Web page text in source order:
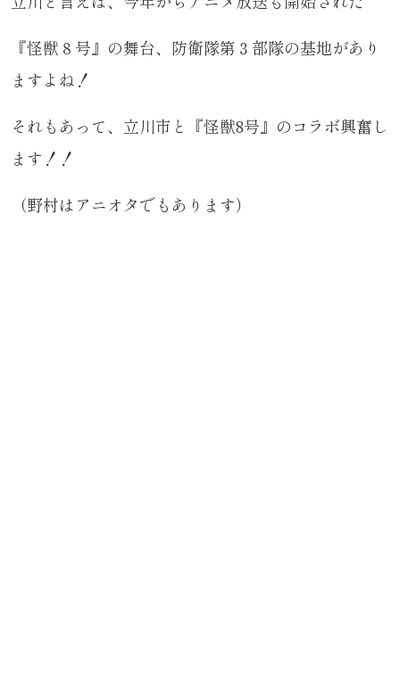
『怪獣８号』の舞台、防衛隊第３部隊の基地があり
ますよね！
それもあって、立川市と『怪獣8号』のコラボ興奮し
ます！！
（野村はアニオタでもあります）